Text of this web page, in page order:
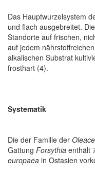
Das Hauptwurzelsystem
und flach ausgebreitet.
Standorte auf frischen,
auf jedem
alkalischen Substrat
frosthart (4).
Systematik
Die der Familie der
Gattung Forsythia enthält
europaea in Ostasien